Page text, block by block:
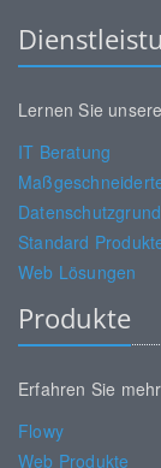
Lernen Sie
IT Beratung
Standard
Web Lösungen
Produkte
Erfahren Sie
Flowy
Web Produkte